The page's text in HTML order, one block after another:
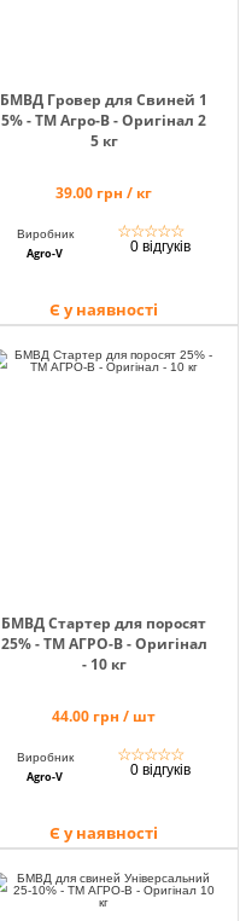
БМВД Гровер для Свиней 1
5% - ТМ Агро-В - Оригінал 2
5 кг
39.00 грн / кг
Виробник
Agro-V
☆☆☆☆☆
0 відгуків
Є у наявності
БМВД Стартер для поросят
25% - ТМ АГРО-В - Оригінал
- 10 кг
44.00 грн / шт
Виробник
Agro-V
☆☆☆☆☆
0 відгуків
Є у наявності